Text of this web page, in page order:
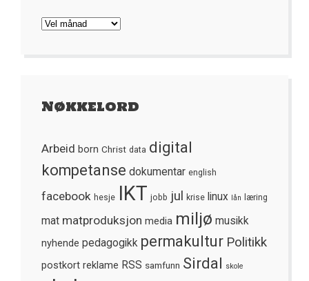
Arkivet
Nøkkelord
Arbeid born Christ data digital
kompetanse dokumentar english
facebook hesje IKT jobb jul krise linux lån læring
mat matproduksjon media miljø musikk
nyhende pedagogikk permakultur Politikk
postkort reklame RSS samfunn Sirdal skole